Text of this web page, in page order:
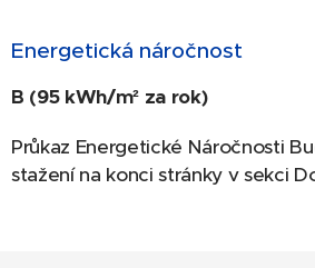
Energetická náročnost
B (95 kWh/m² za rok)
Průkaz Energetické Náročnosti
stažení na konci stránky v sekci